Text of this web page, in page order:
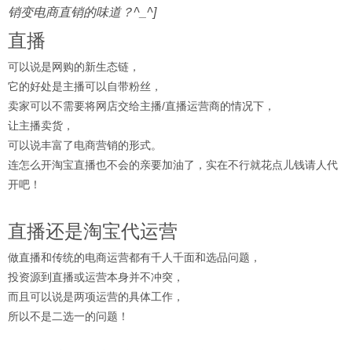
销变电商直销的味道？^_^]
直播
可以说是网购的新生态链，
它的好处是主播可以自带粉丝，
卖家可以不需要将网店交给主播/直播运营商的情况下，
让主播卖货，
可以说丰富了电商营销的形式。
连怎么开淘宝直播也不会的亲要加油了，实在不行就花点儿钱请人代
开吧！
直播还是淘宝代运营
做直播和传统的电商运营都有千人千面和选品问题，
投资源到直播或运营本身并不冲突，
而且可以说是两项运营的具体工作，
所以不是二选一的问题！